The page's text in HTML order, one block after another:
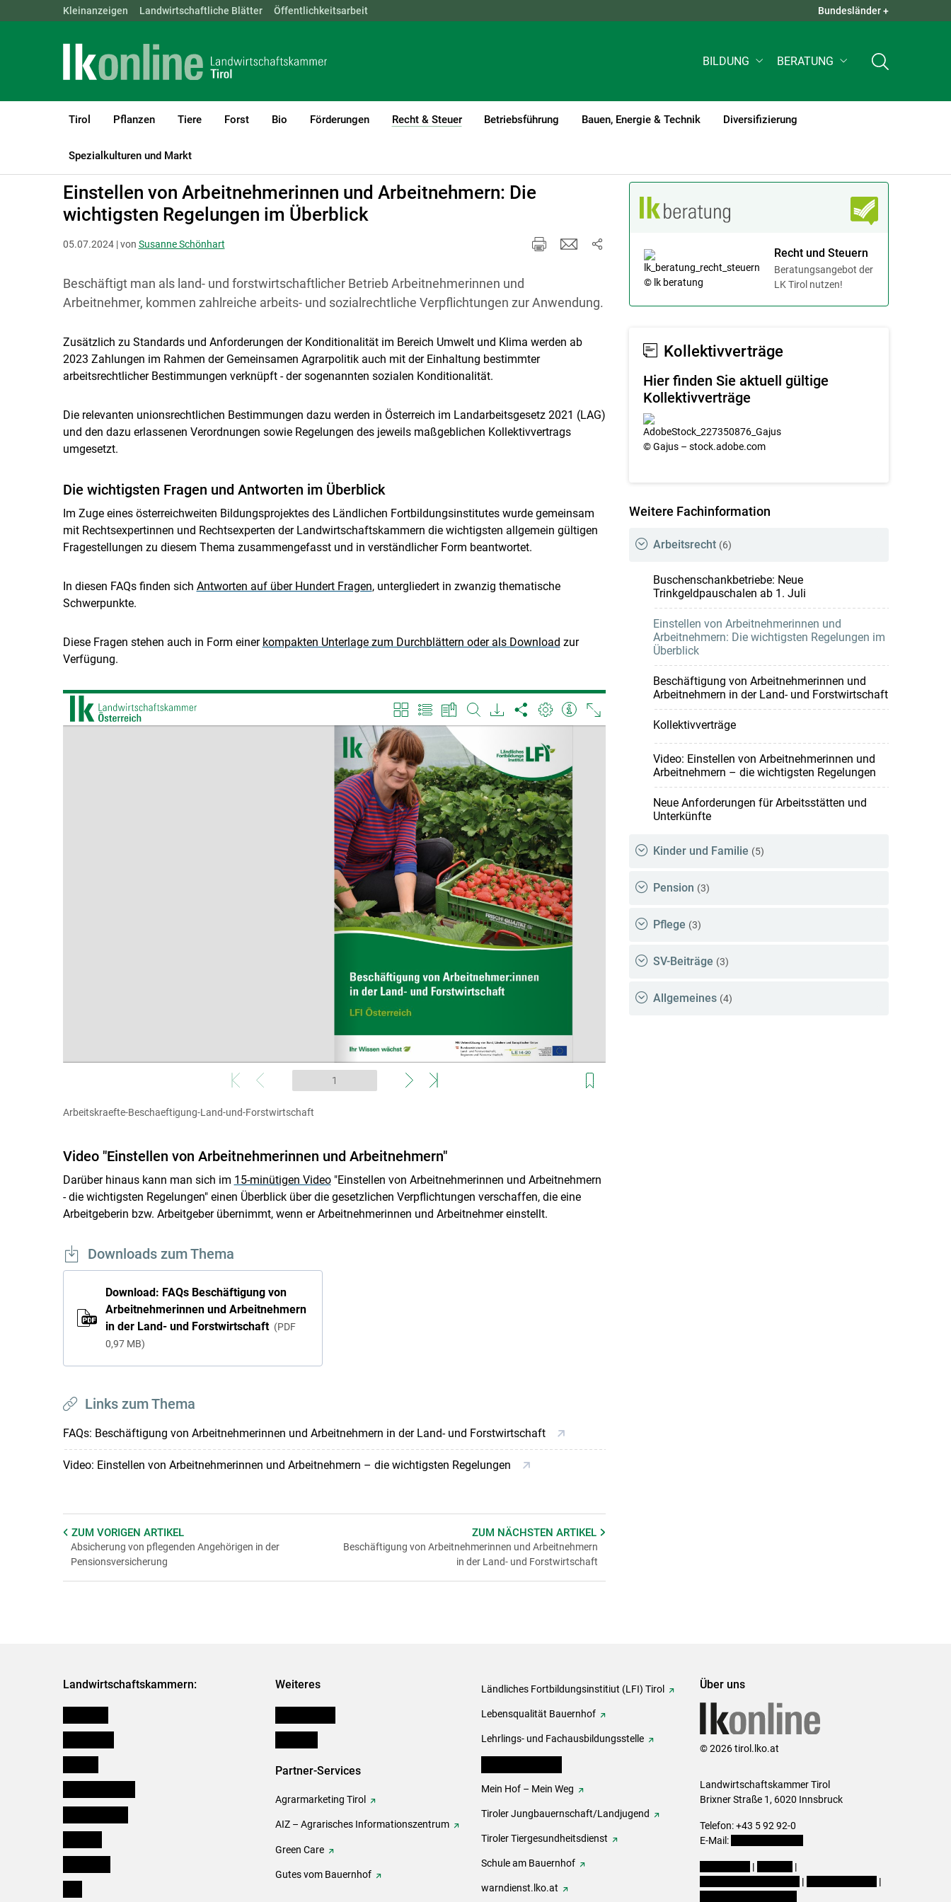
Landwirtschaftskammern: ÖSTERREICH BGLD KTN NÖ OÖ QUICK LINKS +
Kleinanzeigen Landwirtschaftliche Blätter Öffentlichkeitsarbeit Bundesländer +
BILDUNG BERATUNG
Tirol Pflanzen Tiere Forst Bio Förderungen Recht & Steuer
(current)1
Betriebsführung Bauen, Energie & Technik Diversifizierung
Spezialkulturen und Markt
LK Tirol Recht & Steuer Soziales und Arbeit
Einstellen von Arbeitnehmerinnen und Arbeitnehmern: Die
wichtigsten Regelungen im Überblick
05.07.2024 | von Susanne Schönhart
Beschäftigt man als land- und forstwirtschaftlicher Betrieb Arbeitnehmerinnen und
Arbeitnehmer, kommen zahlreiche arbeits- und sozialrechtliche Verpflichtungen zur Anwendung.
Zusätzlich zu Standards und Anforderungen der Konditionalität im Bereich Umwelt und Klima werden ab
2023 Zahlungen im Rahmen der Gemeinsamen Agrarpolitik auch mit der Einhaltung bestimmter
arbeitsrechtlicher Bestimmungen verknüpft - der sogenannten sozialen Konditionalität.
Die relevanten unionsrechtlichen Bestimmungen dazu werden in Österreich im Landarbeitsgesetz 2021 (LAG)
und den dazu erlassenen Verordnungen sowie Regelungen des jeweils maßgeblichen Kollektivvertrags
umgesetzt.
Die wichtigsten Fragen und Antworten im Überblick
Im Zuge eines österreichweiten Bildungsprojektes des Ländlichen Fortbildungsinstitutes wurde gemeinsam
mit Rechtsexpertinnen und Rechtsexperten der Landwirtschaftskammern die wichtigsten allgemein gültigen
Fragestellungen zu diesem Thema zusammengefasst und in verständlicher Form beantwortet.
In diesen FAQs finden sich Antworten auf über Hundert Fragen, untergliedert in zwanzig thematische
Schwerpunkte.
Diese Fragen stehen auch in Form einer kompakten Unterlage zum Durchblättern oder als Download zur
Verfügung.
Arbeitskraefte-Beschaeftigung-Land-und-Forstwirtschaft
Video "Einstellen von Arbeitnehmerinnen und Arbeitnehmern"
Darüber hinaus kann man sich im 15-minütigen Video"Einstellen von Arbeitnehmerinnen und Arbeitnehmern
- die wichtigsten Regelungen" einen Überblick über die gesetzlichen Verpflichtungen verschaffen, die eine
Arbeitgeberin bzw. Arbeitgeber übernimmt, wenn er Arbeitnehmerinnen und Arbeitnehmer einstellt.
Downloads zum Thema
Download: FAQs Beschäftigung von
Arbeitnehmerinnen und Arbeitnehmern
in der Land- und Forstwirtschaft
PDF
0,97 MB
Links zum Thema
FAQs: Beschäftigung von Arbeitnehmerinnen und Arbeitnehmern in der Land- und Forstwirtschaft
Video: Einstellen von Arbeitnehmerinnen und Arbeitnehmern – die wichtigsten Regelungen
ZUM VORIGEN ARTIKEL
Absicherung von pflegenden Angehörigen in der
Pensionsversicherung
ZUM NÄCHSTENARTIKEL
Beschäftigung von Arbeitnehmerinnen und Arbeitnehmern
in der Land- und Forstwirtschaft
Recht und Steuern
Beratungsangebot der
LK Tirol nutzen!
Kollektivverträge
Hier finden Sie aktuell gültige
Kollektivverträge
Weitere Fachinformation
Arbeitsrecht (6)
Buschenschankbetriebe: Neue
Trinkgeldpauschalen ab 1. Juli
Einstellen von Arbeitnehmerinnen und
Arbeitnehmern: Die wichtigsten Regelungen im
Überblick
Beschäftigung von Arbeitnehmerinnen und
Arbeitnehmern in der Land- und Forstwirtschaft
Kollektivverträge
Video: Einstellen von Arbeitnehmerinnen und
Arbeitnehmern – die wichtigsten Regelungen
Neue Anforderungen für Arbeitsstätten und
Unterkünfte
Kinder und Familie (5)
Pension (3)
Pflege (3)
SV-Beiträge (3)
Allgemeines (4)
Landwirtschaftskammern: Weiteres
Partner-Services
Agrarmarketing Tirol
AIZ – Agrarisches Informationszentrum
Green Care
Gutes vom Bauernhof
Ländliches Fortbildungsinstitiut (LFI) Tirol
Lebensqualität Bauernhof
Lehrlings- und Fachausbildungsstelle
Mein Hof – Mein Weg
Tiroler Jungbauernschaft/Landjugend
Tiroler Tiergesundheitsdienst
Schule am Bauernhof
warndienst.lko.at
Über uns
© 2026 tirol.lko.at
Landwirtschaftskammer Tirol
Brixner Straße 1, 6020 Innsbruck
Telefon: +43 5 92 92-0
E-Mail:
|
|
|
|